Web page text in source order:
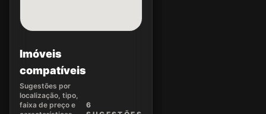
Imóveis
compatíveis
Sugestões por
localização, tipo,
faixa de preço e
6